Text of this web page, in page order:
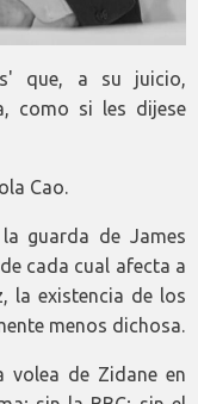
que, a su juicio,
como si les dijese
Cao.
guarda de James
cada cual afecta a
la existencia de los
menos dichosa.
volea de Zidane en